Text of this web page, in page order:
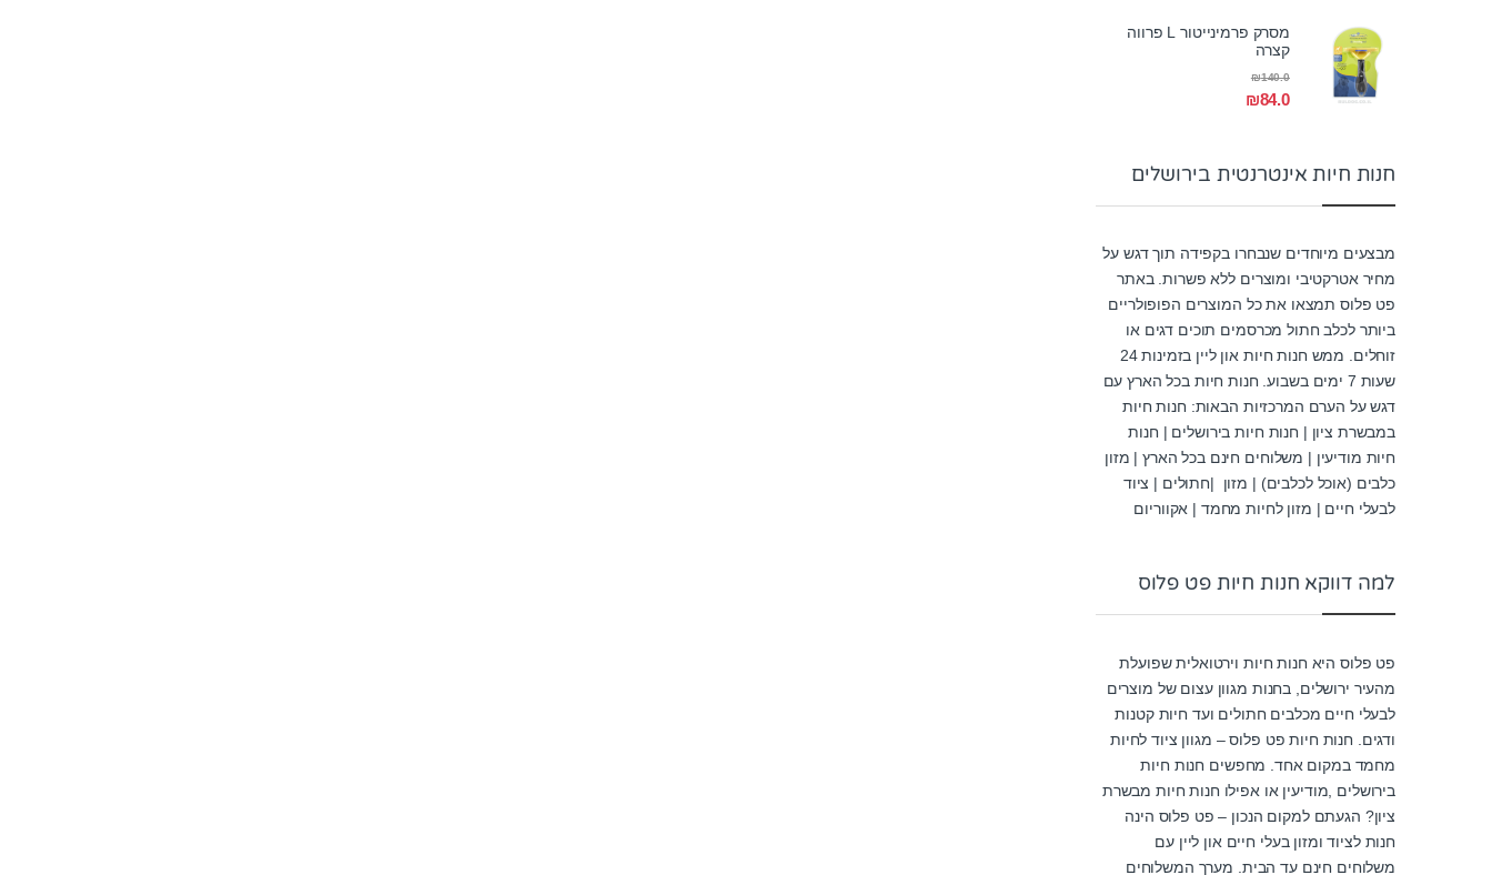
מסרק פרמינייטור L פרווה
קצרה
₪84.0
₪140.0
חנות חיות אינטרנטית בירושלים
מבצעים מיוחדים שנבחרו בקפידה תוך דגש על
מחיר אטרקטיבי ומוצרים ללא פשרות. באתר
פט פלוס תמצאו את כל המוצרים הפופולריים
ביותר לכלב חתול מכרסמים תוכים דגים או
זוחלים. ממש חנות חיות און ליין בזמינות 24
שעות 7 ימים בשבוע. חנות חיות בכל הארץ עם
דגש על הערם המרכזיות הבאות: חנות חיות
במבשרת ציון | חנות חיות בירושלים | חנות
חיות מודיעין | משלוחים חינם בכל הארץ | מזון
כלבים (אוכל לכלבים) | מזון |חתולים | ציוד
לבעלי חיים | מזון לחיות מחמד | אקווריום
למה דווקא חנות חיות פט פלוס
פט פלוס היא חנות חיות וירטואלית שפועלת
מהעיר ירושלים, בחנות מגוון עצום של מוצרים
לבעלי חיים מכלבים חתולים ועד חיות קטנות
ודגים. חנות חיות פט פלוס – מגוון ציוד לחיות
מחמד במקום אחד. מחפשים חנות חיות
בירושלים ,מודיעין או אפילו חנות חיות מבשרת
ציון? הגעתם למקום הנכון – פט פלוס הינה
חנות לציוד ומזון בעלי חיים און ליין עם
משלוחים חינם עד הבית. מערך המשלוחים